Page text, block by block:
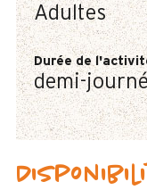
Adultes
Durée de
demi-